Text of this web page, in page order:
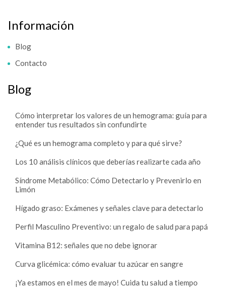
Información
Blog
Contacto
Blog
Cómo interpretar los valores de un hemograma: guía para
entender tus resultados sin confundirte
¿Qué es un hemograma completo y para qué sirve?
Los 10 análisis clínicos que deberías realizarte cada año
Síndrome Metabólico: Cómo Detectarlo y Prevenirlo en
Limón
Hígado graso: Exámenes y señales clave para detectarlo
Perfil Masculino Preventivo: un regalo de salud para papá
Vitamina B12: señales que no debe ignorar
Curva glicémica: cómo evaluar tu azúcar en sangre
¡Ya estamos en el mes de mayo! Cuida tu salud a tiempo